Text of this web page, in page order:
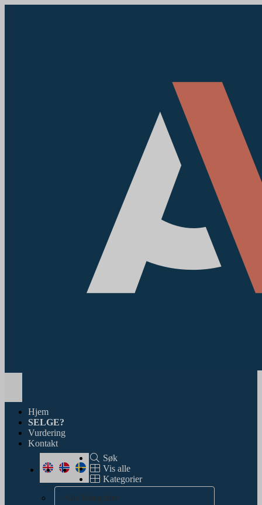
navigation
Hjem
SELGE?
Vurdering
Kontakt
Søk
Vis alle
Kategorier
Alle kategorier